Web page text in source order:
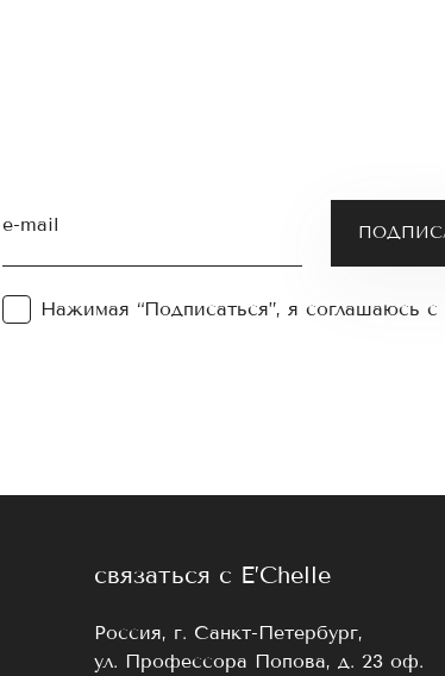
e-mail
Нажимая “Подписаться”, я соглашаюсь с
связаться с E’Chelle
Россия, г. Санкт-Петербург,
ул. Профессора Попова, д. 23 оф.